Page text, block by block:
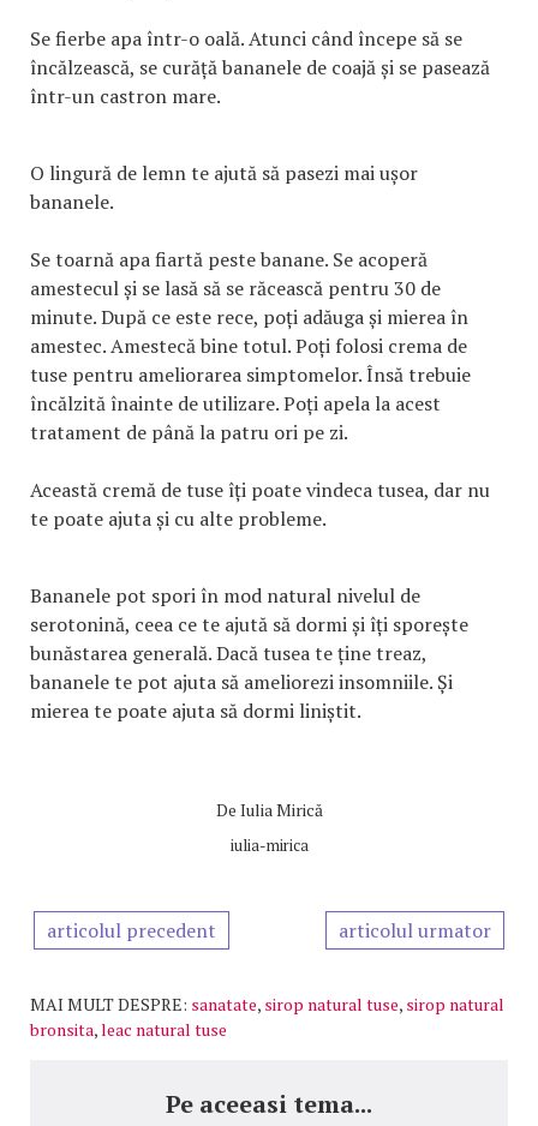
Se fierbe apa într-o oală. Atunci când începe să se
încălzească, se curăță bananele de coajă și se pasează
într-un castron mare.
O lingură de lemn te ajută să pasezi mai ușor
bananele.
Se toarnă apa fiartă peste banane. Se acoperă
amestecul și se lasă să se răcească pentru 30 de
minute. După ce este rece, poți adăuga și mierea în
amestec. Amestecă bine totul. Poți folosi crema de
tuse pentru ameliorarea simptomelor. Însă trebuie
încălzită înainte de utilizare. Poți apela la acest
tratament de până la patru ori pe zi.
Această cremă de tuse îți poate vindeca tusea, dar nu
te poate ajuta și cu alte probleme.
Bananele pot spori în mod natural nivelul de
serotonină, ceea ce te ajută să dormi și îți sporește
bunăstarea generală. Dacă tusea te ține treaz,
bananele te pot ajuta să ameliorezi insomniile. Și
mierea te poate ajuta să dormi liniștit.
De Iulia Mirică
iulia-mirica
articolul precedent articolul urmator
MAI MULT DESPRE: sanatate, sirop natural tuse, sirop natural
bronsita,leac natural tuse
Pe aceeasi tema...